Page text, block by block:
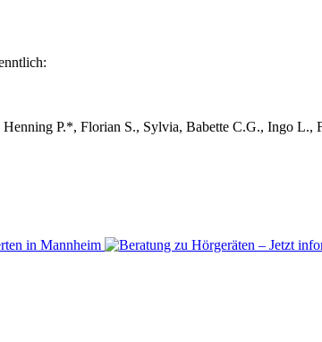
P.*, Florian S., Sylvia, Babette C.G., Ingo